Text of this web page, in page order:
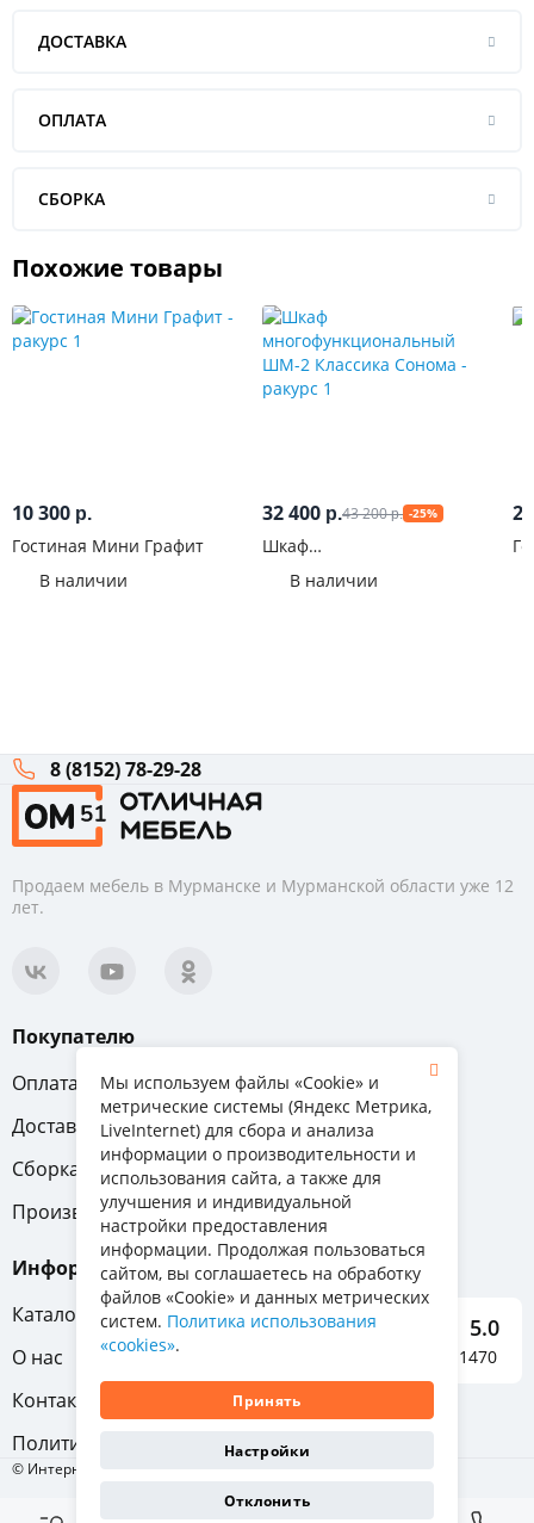
ДОСТАВКА
ОПЛАТА
СБОРКА
Похожие товары
10 300 р.
Гостиная Мини Графит
В наличии
32 400 р.43 200р. -25%
Шкаф
ШМ-2 Классика Сонома
В наличии
8 (8152) 78-29-28
Продаем мебель в Мурманске и Мурманской области уже 12
лет.
Покупателю
Оплата
Вопрос-ответ
Доставка
Обмен и возврат
Сборка
Гарантия
Производители
Информация
Каталог мебели
О нас
Контакты
Политика конфиденциальности
5.0
Отзывы о нас 1470
© Интернет-магазин «Отличная мебель», 2011-2026
Мы используем файлы «Cookie» и
метрические системы (Яндекс Метрика,
LiveInternet) для сбора и анализа
информации о производительности и
использования сайта, а также для
улучшения и индивидуальной
настройки предоставления
информации. Продолжая пользоваться
сайтом, вы соглашаетесь на обработку
файлов «Cookie» и данных метрических
систем. Политика использования
«cookies».
Принять
Настройки
Отклонить